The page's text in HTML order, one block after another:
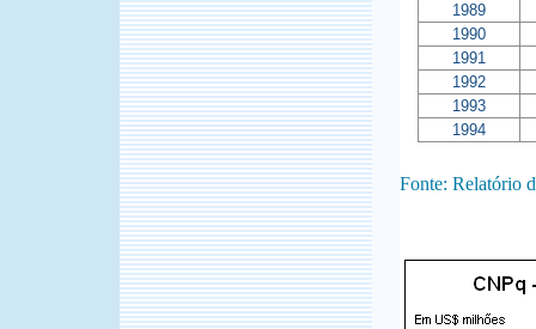
1989
1990
1991
1992
1993
1994
Fonte: Relatório